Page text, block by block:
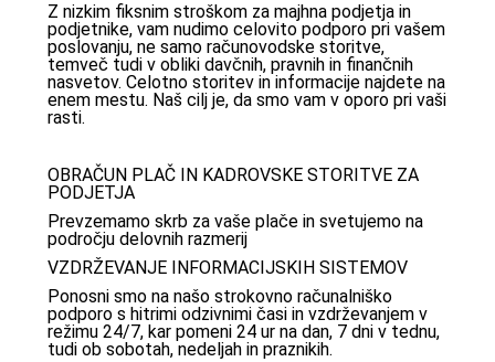
Z nizkim fiksnim stroškom za majhna podjetja in
podjetnike, vam nudimo celovito podporo pri vašem
poslovanju, ne samo računovodske storitve,
temveč tudi v obliki davčnih, pravnih in finančnih
nasvetov. Celotno storitev in informacije najdete na
enem mestu. Naš cilj je, da smo vam v oporo pri vaši
rasti.
OBRAČUN PLAČ IN KADROVSKE STORITVE ZA
PODJETJA
Prevzemamo skrb za vaše plače in svetujemo na
področju delovnih razmerij
VZDRŽEVANJE INFORMACIJSKIH SISTEMOV
Ponosni smo na našo strokovno računalniško
podporo s hitrimi odzivnimi časi in vzdrževanjem v
režimu 24/7, kar pomeni 24 ur na dan, 7 dni v tednu,
tudi ob sobotah, nedeljah in praznikih.